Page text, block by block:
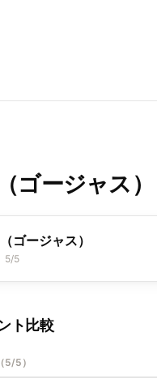
ゴージャス）
ゴージャス）
5/5
ト比較
（5/5 ）